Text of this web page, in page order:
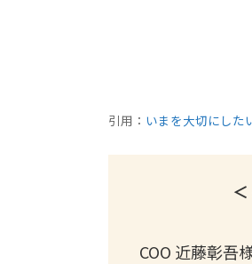
引用： いまを大切にした
COO 近藤彰吾